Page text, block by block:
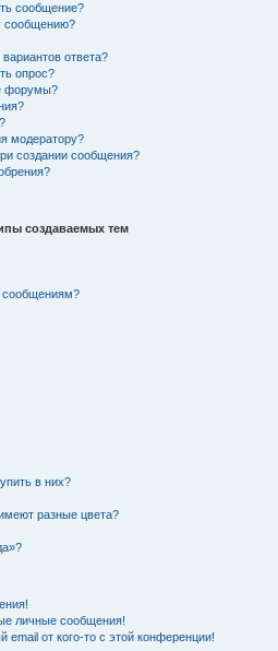
сообщение?
сообщению?
ответа?
опрос?
форумы?
модератору?
создании сообщения?
создаваемых тем
сообщениям?
в них?
разные цвета?
личные сообщения!
от кого-то с этой конференции!